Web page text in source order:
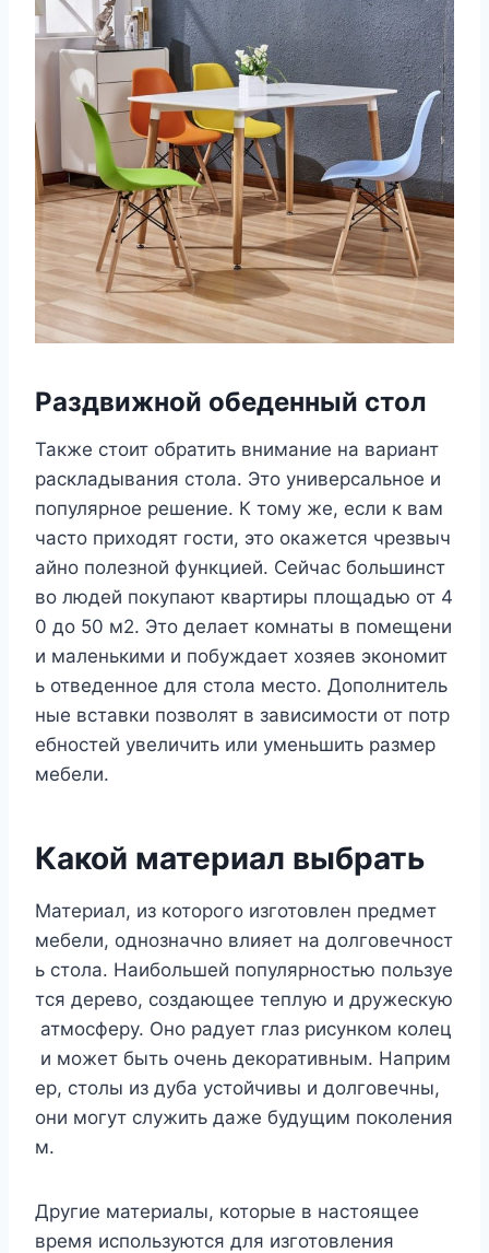
Раздвижной обеденный стол
Также стоит обратить внимание на вариант
раскладывания стола. Это универсальное и
популярное решение. К тому же, если к вам
часто приходят гости, это окажется чрезвыч
айно полезной функцией. Сейчас большинст
во людей покупают квартиры площадью от 4
0 до 50 м2. Это делает комнаты в помещени
и маленькими и побуждает хозяев экономит
ь отведенное для стола место. Дополнитель
ные вставки позволят в зависимости от потр
ебностей увеличить или уменьшить размер
мебели.
Какой материал выбрать
Материал, из которого изготовлен предмет
мебели, однозначно влияет на долговечност
ь стола. Наибольшей популярностью пользуе
тся дерево, создающее теплую и дружескую
атмосферу. Оно радует глаз рисунком колец
и может быть очень декоративным. Наприм
ер, столы из дуба устойчивы и долговечны,
они могут служить даже будущим поколения
м.
Другие материалы, которые в настоящее
время используются для изготовления